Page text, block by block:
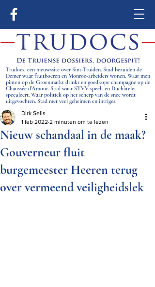
Trudocs, een nieuwssite over Sint-Truiden. Stad bezuiden de
Demer waar fruitboeren en Monroe-arbeiders wonen. Waar men
pinten op de Groenmarkt drinkt en goedkope champagne op de
Chaussée d’Amour. Stad waar STVV speelt en Duchâtelet
speculeert. Waar politiek op het scherp van de snee wordt
uitgevochten. Stad met veel geheimen en intriges.
Nieuw schandaal in de maak?
Gouverneur fluit
burgemeester Heeren terug
over vermeend veiligheidslek
Dirk Selis
1 feb 2022 2 minuten om te lezen